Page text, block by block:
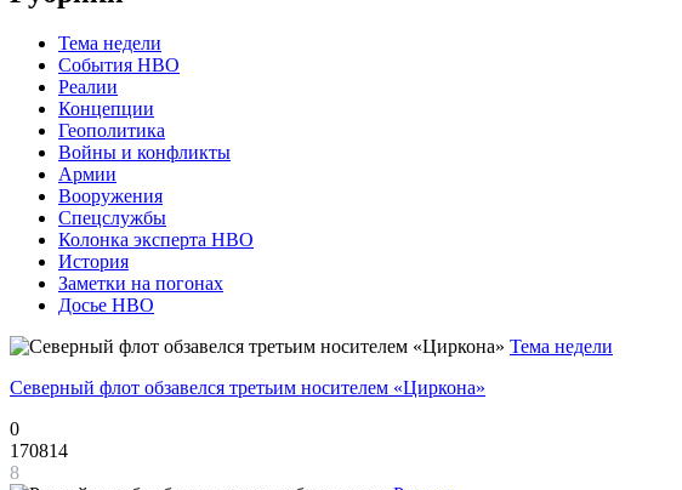
Тема недели
События НВО
Реалии
Концепции
Геополитика
Войны и конфликты
Армии
Вооружения
Спецслужбы
Колонка эксперта НВО
История
Заметки на погонах
Досье НВО
Тема недели
Северный флот обзавелся третьим носителем «Циркона»
0
170814
8